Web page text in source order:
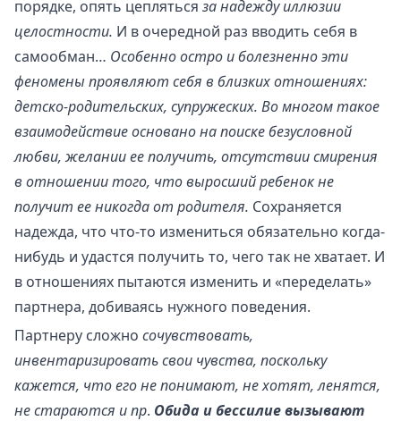
порядке, опять цепляться за надежду иллюзии
целостности. И в очередной раз вводить себя в
самообман… Особенно остро и болезненно эти
феномены проявляют себя в близких отношениях:
детско-родительских, супружеских. Во многом такое
взаимодействие основано на поиске безусловной
любви, желании ее получить, отсутствии смирения
в отношении того, что выросший ребенок не
получит ее никогда от родителя. Сохраняется
надежда, что что-то измениться обязательно когда-
нибудь и удастся получить то, чего так не хватает. И
в отношениях пытаются изменить и «переделать»
партнера, добиваясь нужного поведения.
Партнеру сложно сочувствовать,
инвентаризировать свои чувства, поскольку
кажется, что его не понимают, не хотят, ленятся,
не стараются и пр. Обида и бессилие вызывают